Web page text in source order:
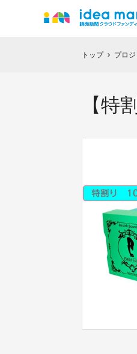
トップ chevron_right プロ
【特